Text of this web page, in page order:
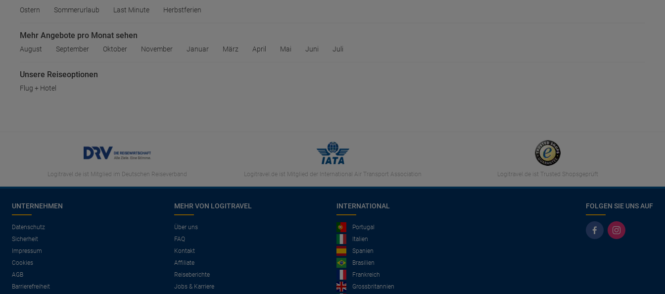
Ostern Sommerurlaub Last Minute Herbstferien
Mehr Angebote pro Monat sehen
August September Oktober November Januar März April Mai Juni Juli
Unsere Reiseoptionen
Flug + Hotel
Logitravel.de ist Mitglied im Deutschen Reiseverband Logitravel.de ist Mitglied der International Air Transport Association Logitravel.de ist Trusted Shopsgeprüft
UNTERNEHMEN
Datenschutz
Sicherheit
Impressum
Cookies
AGB
Barrierefreiheit
MEHR VON LOGITRAVEL
Über uns
FAQ
Kontakt
Affiliate
Reiseberichte
Jobs & Karriere
INTERNATIONAL
Portugal
Italien
Spanien
Brasilien
Frankreich
Grossbritannien
FOLGEN SIE UNS AUF